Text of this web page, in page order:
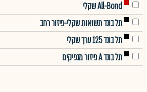
All-Bond שקלי
תל בונד תשואות שקלי-פיזור רחב
תל בונד 125 ערך שקלי
תל בונד A פיזור מנפיקים